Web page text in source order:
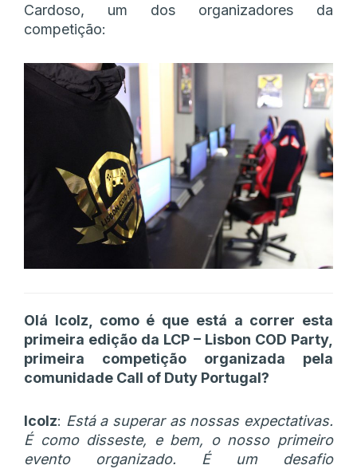
Cardoso, um dos organizadores da
competição:
Olá Icolz, como é que está a correr esta
primeira edição da LCP – Lisbon COD Party,
primeira competição organizada pela
comunidade Call of Duty Portugal?
Icolz: Está a superar as nossas expectativas.
É como disseste, e bem, o nosso primeiro
evento organizado. É um desafio